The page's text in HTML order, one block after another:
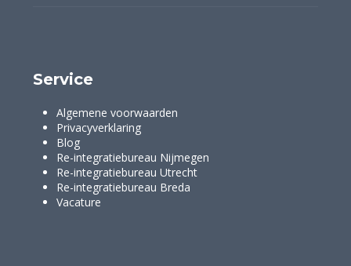
Service
Algemene voorwaarden
Privacyverklaring
Blog
Re-integratiebureau Nijmegen
Re-integratiebureau Utrecht
Re-integratiebureau Breda
Vacature